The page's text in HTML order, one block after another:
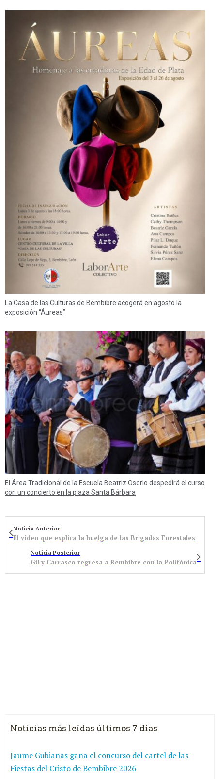
La Casa de las Culturas de Bembibre acogerá en agosto la
exposición “Áureas”
El Área Tradicional de la Escuela Beatriz Osorio despedirá el curso
con un concierto en la plaza Santa Bárbara
Noticia Anterior
El vídeo que explica la huelga de las Brigadas Forestales
Noticia Posterior
Gil y Carrasco regresa a Bembibre con la Polifónica
Noticias más leídas últimos 7 días
Jaume Gubianas gana el concurso del cartel de las
Fiestas del Cristo de Bembibre 2026